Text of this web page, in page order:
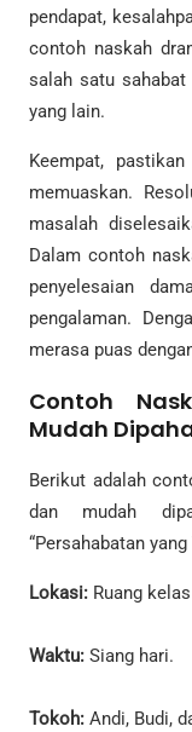
pendapat,
contoh naskah
salah satu
yang lain.
Keempat,
memuaskan.
masalah
Dalam contoh
penyelesaian
pengalaman.
merasa puas
Contoh
Mudah
Berikut adalah
dan mudah
“Persahabatan
Lokasi: Ruang
Waktu: Siang hari.
Tokoh: Andi, Budi,